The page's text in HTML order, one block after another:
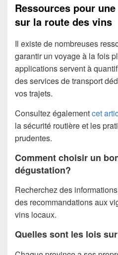
Ressources pour
sur la route des vins
Il existe de nombreuses
garantir un voyage à la fois
applications servent à
des services de transport
vos trajets.
Consultez égalementcet
la sécurité routière et les
prudentes.
Comment choisir un
dégustation?
Recherchez des
des recommandations aux
vins locaux.
Quelles sont les lois